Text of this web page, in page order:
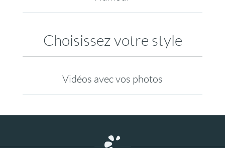
Choisissez votre style
Vidéos avec vos photos